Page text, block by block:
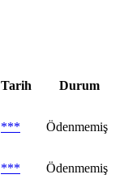
Tarih
Durum
*** Ödenmemiş
***
Ödenmemiş